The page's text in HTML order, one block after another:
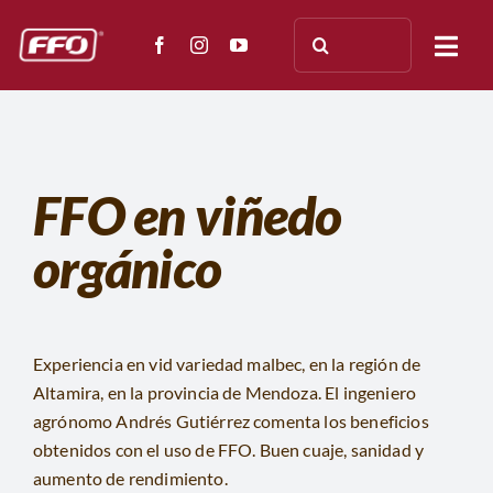
DOCUMENTACIÓN
FFO en viñedo
orgánico
Experiencia en vid variedad malbec, en la región de
Altamira, en la provincia de Mendoza. El ingeniero
agrónomo Andrés Gutiérrez comenta los beneficios
obtenidos con el uso de FFO. Buen cuaje, sanidad y
aumento de rendimiento.